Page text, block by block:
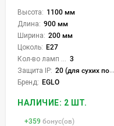
Высота: 1100 мм
Длина: 900 мм
Ширина: 200 мм
Цоколь: E27
3
Защита IP: 20 (для сухих пом.)
Бренд: EGLO
НАЛИЧИЕ: 2 ШТ.
+359 бонус(ов)